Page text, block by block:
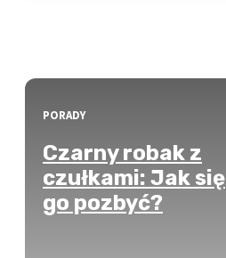
PORADY
Czarny robak z
czułkami: Jak się
go pozbyć?